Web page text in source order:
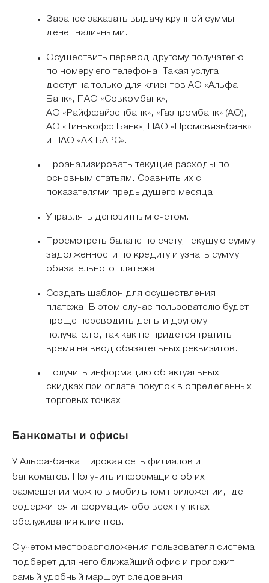
Заранее заказать выдачу крупной суммы
денег наличными.
Осуществить перевод другому получателю
по номеру его телефона. Такая услуга
доступна только для клиентов АО «Альфа-
Банк», ПАО «Совкомбанк»,
АО «Райффайзенбанк», «Газпромбанк» (АО),
АО «Тинькофф Банк», ПАО «Промсвязьбанк»
и ПАО «АК БАРС».
Проанализировать текущие расходы по
основным статьям. Сравнить их с
показателями предыдущего месяца.
Управлять депозитным счетом.
Просмотреть баланс по счету, текущую сумму
задолженности по кредиту и узнать сумму
обязательного платежа.
Создать шаблон для осуществления
платежа. В этом случае пользователю будет
проще переводить деньги другому
получателю, так как не придется тратить
время на ввод обязательных реквизитов.
Получить информацию об актуальных
скидках при оплате покупок в определенных
торговых точках.
Банкоматы и офисы
У Альфа-банка широкая сеть филиалов и
банкоматов. Получить информацию об их
размещении можно в мобильном приложении, где
содержится информация обо всех пунктах
обслуживания клиентов.
С учетом месторасположения пользователя система
подберет для него ближайший офис и проложит
самый удобный маршрут следования.